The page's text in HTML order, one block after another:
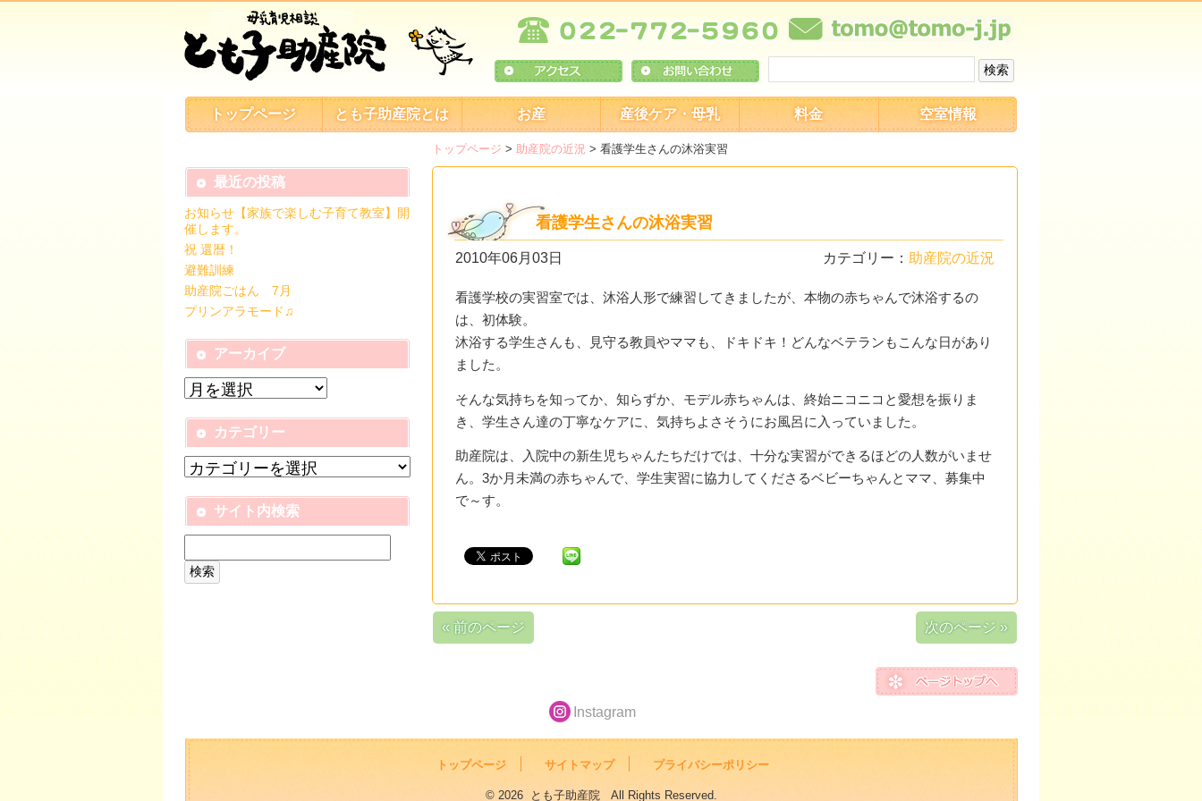
トップページ とも子助産院とは お産 産後ケア・母乳 料金 空室情報
トップページ > 助産院の近況 > 看護学生さんの沐浴実習
看護学生さんの沐浴実習
2010年06月03日 カテゴリー： 助産院の近況
看護学校の実習室では、沐浴人形で練習してきましたが、本物の赤ちゃんで沐浴するの
は、初体験。
沐浴する学生さんも、見守る教員やママも、ドキドキ！どんなベテランもこんな日があり
ました。
そんな気持ちを知ってか、知らずか、モデル赤ちゃんは、終始ニコニコと愛想を振りま
き、学生さん達の丁寧なケアに、気持ちよさそうにお風呂に入っていました。
助産院は、入院中の新生児ちゃんたちだけでは、十分な実習ができるほどの人数がいませ
ん。3か月未満の赤ちゃんで、学生実習に協力してくださるベビーちゃんとママ、募集中
で～す。
« 前のページ 次のページ »
最近の投稿
お知らせ【家族で楽しむ子育て教室】開
催します。
祝 還暦！
避難訓練
助産院ごはん 7月
プリンアラモード♫
アーカイブ
カテゴリー
サイト内検索
Instagram
トップページ サイトマップ プライバシーポリシー
© 2026 とも子助産院 All Rights Reserved.